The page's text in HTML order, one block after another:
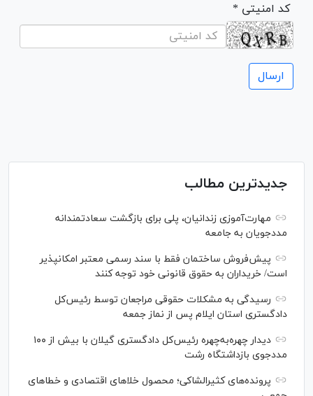
* کد امنیتی
جدیدترین مطالب
مهارت‌آموزی زندانیان، پلی برای بازگشت سعادتمندانه
مددجویان به جامعه
پیش‌فروش ساختمان فقط با سند رسمی معتبر امکانپذیر
است/ خریداران به حقوق قانونی خود توجه کنند
رسیدگی به مشکلات حقوقی مراجعان توسط رئیس‌کل
دادگستری استان ایلام پس از نماز جمعه
دیدار چهره‌به‌چهره رئیس‌کل دادگستری گیلان با بیش از ۱۰۰
مددجوی بازداشتگاه رشت
پرونده‌های کثیرالشاکی؛ محصول خلا‌های اقتصادی و خطا‌های